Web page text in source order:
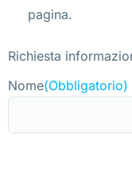
pagina.
Richiesta
Nome(Obbligatorio)